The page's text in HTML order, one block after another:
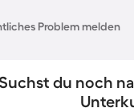
Problem melden
du noch